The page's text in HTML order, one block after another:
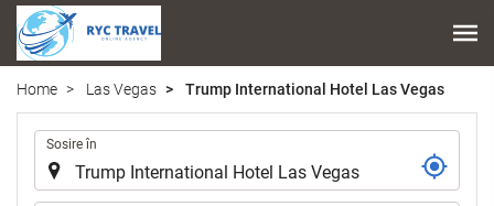
Home Las Vegas Trump International Hotel Las Vegas
Sosire în